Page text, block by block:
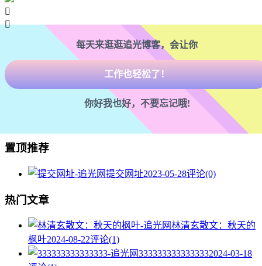


每天来逛逛追光博客，会让你
腰也不酸了！
工作也轻松了！
你好我也好，不要忘记哦!
置顶推荐
提交网址2023-05-28评论(0)
热门文章
林清玄散文：秋天的
枫叶2024-08-22评论(1)
3333333333333332024-03-18